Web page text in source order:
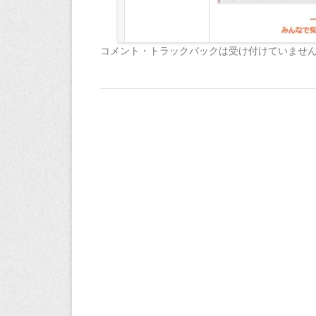
コメント・トラックバックは受け付けていませ